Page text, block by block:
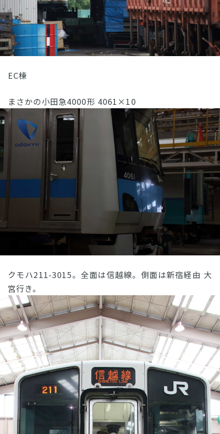
EC棟
まさかの小田急4000形 4061×10
クモハ211-3015。全面は信越線。側面は新宿経由 大
宮行き。